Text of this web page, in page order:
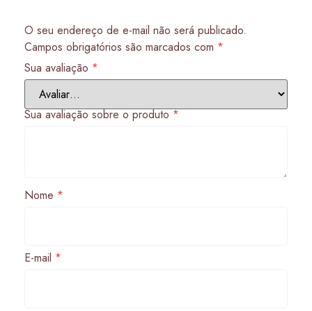
O seu endereço de e-mail não será publicado.
Campos obrigatórios são marcados com *
Sua avaliação *
Sua avaliação sobre o produto*
Nome *
E-mail *